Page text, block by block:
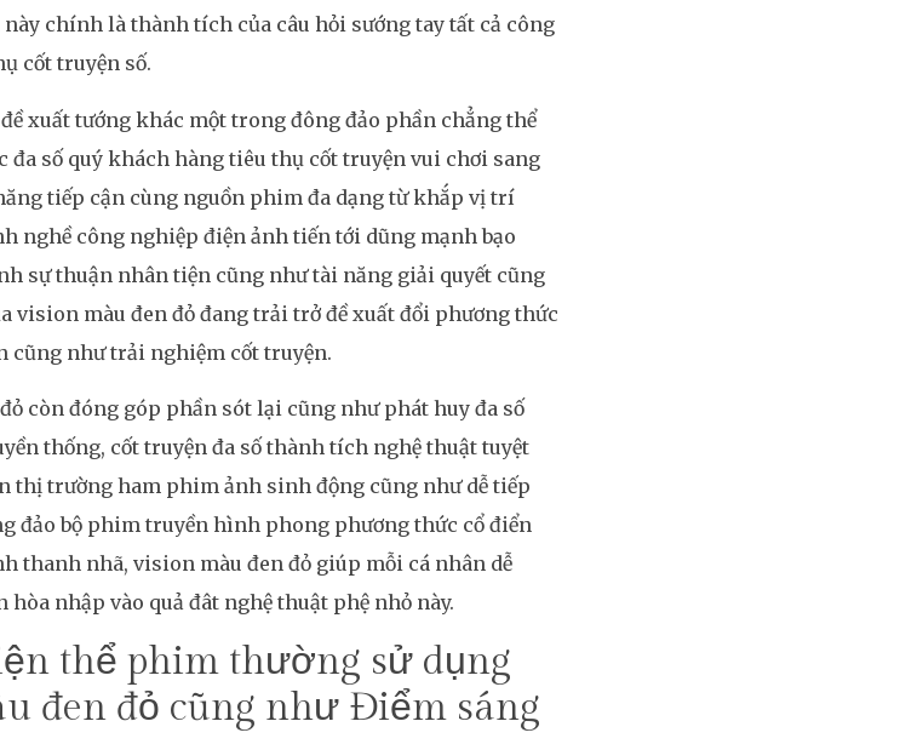
chính là thành tích của câu hỏi sướng tay tất cả công
cốt truyện số.
xuất tướng khác một trong đông đảo phần chẳng thể
đa số quý khách hàng tiêu thụ cốt truyện vui chơi sang
tiếp cận cùng nguồn phim đa dạng từ khắp vị trí
nghề công nghiệp điện ảnh tiến tới dũng mạnh bạo
sự thuận nhân tiện cũng như tài năng giải quyết cũng
vision màu đen đỏ đang trải trở đề xuất đổi phương thức
cũng như trải nghiệm cốt truyện.
còn đóng góp phần sót lại cũng như phát huy đa số
thống, cốt truyện đa số thành tích nghệ thuật tuyệt
thị trường ham phim ảnh sinh động cũng như dễ tiếp
đảo bộ phim truyền hình phong phương thức cổ điển
thanh nhã, vision màu đen đỏ giúp mỗi cá nhân dễ
nhập vào quả đât nghệ thuật phệ nhỏ này.
thể phim thường sử dụng
đen đỏ cũng như Điểm sáng